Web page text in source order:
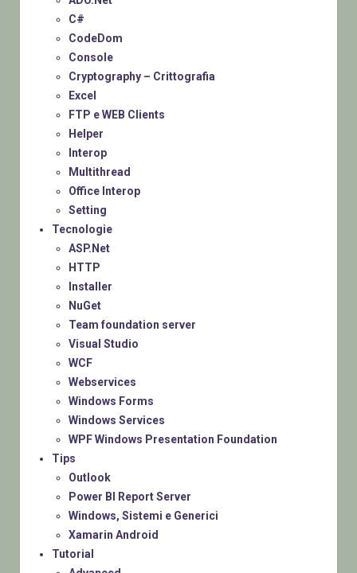
C#
CodeDom
Console
Cryptography – Crittografia
Excel
FTP e WEB Clients
Helper
Interop
Multithread
Office Interop
Setting
Tecnologie
ASP.Net
HTTP
Installer
NuGet
Team foundation server
Visual Studio
WCF
Webservices
Windows Forms
Windows Services
WPF Windows Presentation Foundation
Tips
Outlook
Power BI Report Server
Windows, Sistemi e Generici
Xamarin Android
Tutorial